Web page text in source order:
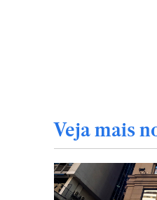
Veja mais